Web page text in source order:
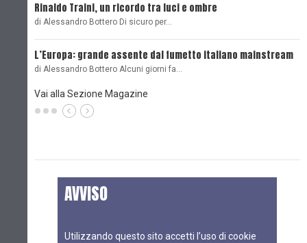
Rinaldo Traini, un ricordo tra luci e ombre
di Alessandro Bottero Di sicuro per…
L’Europa: grande assente dal fumetto italiano mainstream
di Alessandro Bottero Alcuni giorni fa…
Vai alla Sezione Magazine
AVVISO
Utilizzando questo sito accetti l’uso di cookie